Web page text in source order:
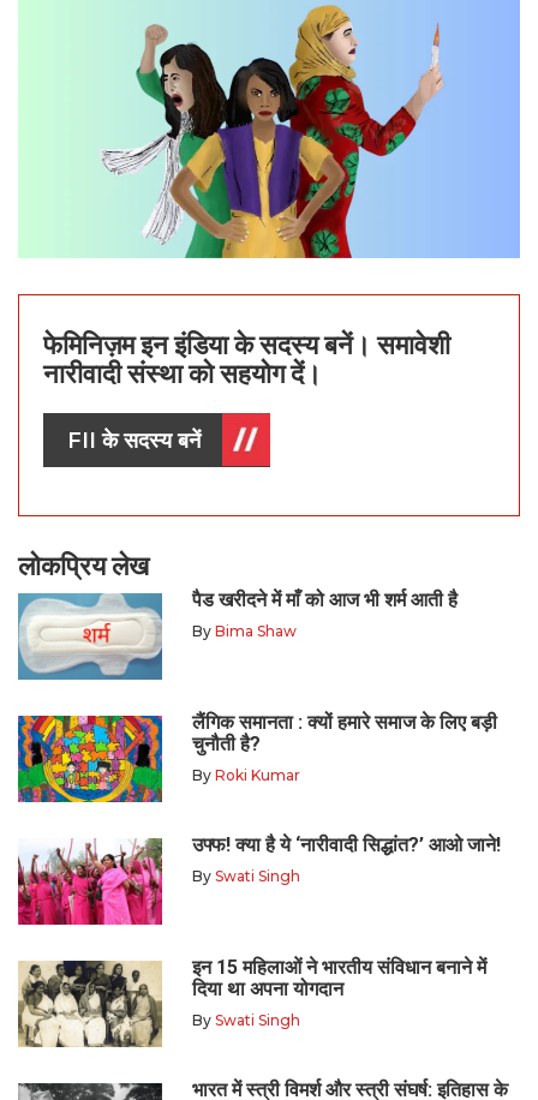
फेमिनिज़म इन इंडिया के सदस्य बनें। समावेशी
नारीवादी संस्था को सहयोग दें।
FII के सदस्य बनें
लोकप्रिय लेख
पैड खरीदने में माँ को आज भी शर्म आती है
By Bima Shaw
लैंगिक समानता : क्यों हमारे समाज के लिए बड़ी
चुनौती है?
By Roki Kumar
उफ्फ! क्या है ये ‘नारीवादी सिद्धांत?’ आओ जाने!
By Swati Singh
इन 15 महिलाओं ने भारतीय संविधान बनाने में
दिया था अपना योगदान
By Swati Singh
भारत में स्त्री विमर्श और स्त्री संघर्ष: इतिहास के